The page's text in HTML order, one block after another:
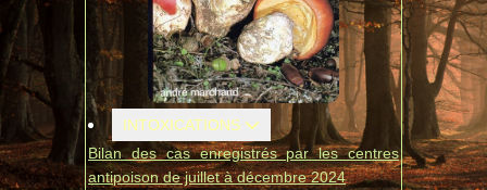
INTOXICATIONS
Bilan des cas enregistrés par les centres
antipoison de juillet à décembre 2024